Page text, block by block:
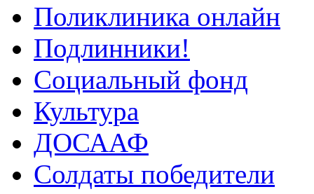
Поликлиника онлайн
Подлинники!
Социальный фонд
Культура
ДОСААФ
Солдаты победители